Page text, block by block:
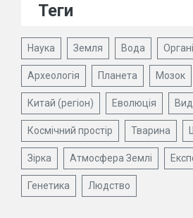
Теги
Наука Земля Вода
Археологія Планета Мозок
Китай (регіон) Еволюція
Космічний простір Тварина
Зірка Атмосфера Землі
Генетика Людство